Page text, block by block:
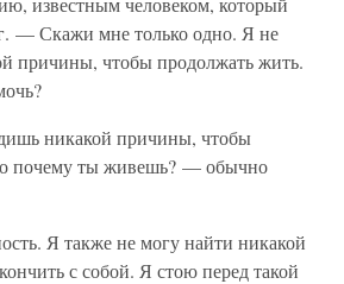
— Скажи мне только одно. Я не
причины, чтобы продолжать жить.
никакой причины, чтобы
почему ты живешь? — обычно
Я также не могу найти никакой
с собой. Я стою перед такой